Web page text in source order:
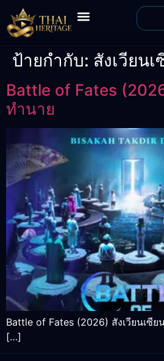
ป้ายกำกับ: สังเวียน
Battle of Fates
ทำนาย
Battle of Fates (2026) สังเวียนเซี
[…]